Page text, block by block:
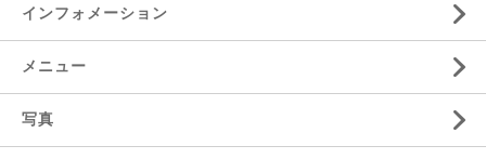
インフォメーション
メニュー
写真